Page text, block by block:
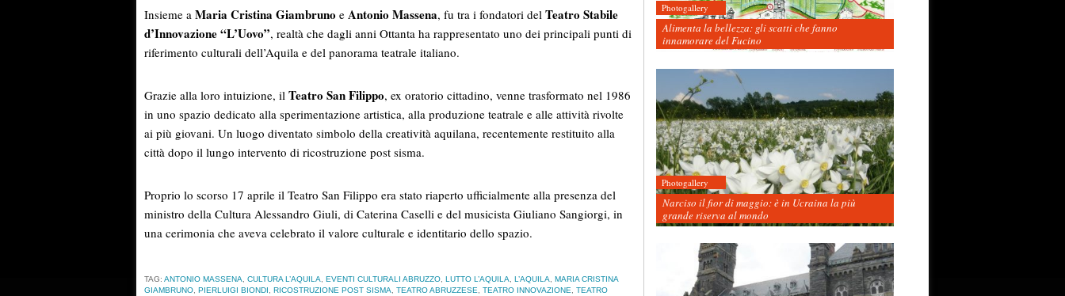
Insieme a Maria Cristina Giambruno e Antonio Massena, fu tra i fondatori del Teatro Stabile
d’Innovazione “L’Uovo”, realtà che dagli anni Ottanta ha rappresentato uno dei principali punti di
riferimento culturali dell’Aquila e del panorama teatrale italiano.
Grazie alla loro intuizione, il Teatro San Filippo, ex oratorio cittadino, venne trasformato nel 1986
in uno spazio dedicato alla sperimentazione artistica, alla produzione teatrale e alle attività rivolte
ai più giovani. Un luogo diventato simbolo della creatività aquilana, recentemente restituito alla
città dopo il lungo intervento di ricostruzione post sisma.
Proprio lo scorso 17 aprile il Teatro San Filippo era stato riaperto ufficialmente alla presenza del
ministro della Cultura Alessandro Giuli, di Caterina Caselli e del musicista Giuliano Sangiorgi, in
una cerimonia che aveva celebrato il valore culturale e identitario dello spazio.
TAG: ANTONIO MASSENA, CULTURA L’AQUILA, EVENTI CULTURALI ABRUZZO, LUTTO L’AQUILA, L’AQUILA, MARIA CRISTINA
GIAMBRUNO, PIERLUIGI BIONDI, RICOSTRUZIONE POST SISMA, TEATRO ABRUZZESE, TEATRO INNOVAZIONE, TEATRO
Photogallery
Alimenta la bellezza: gli scatti che fanno
innamorare del Fucino
Photogallery
Narciso il fior di maggio: è in Ucraina la più
grande riserva al mondo